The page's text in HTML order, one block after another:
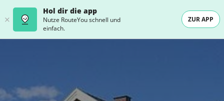
Hol dir die app
Nutze RouteYou schnell und
einfach.
ZUR APP